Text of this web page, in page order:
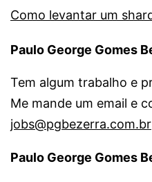
Como levantar um
Paulo George Gomes
Tem algum trabalho e
Me mande um email e
jobs@pgbezerra.com.br
Paulo George Gomes